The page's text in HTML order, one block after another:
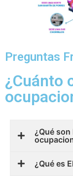
Preguntas
¿Cuánto
¿Qué
¿Qué es